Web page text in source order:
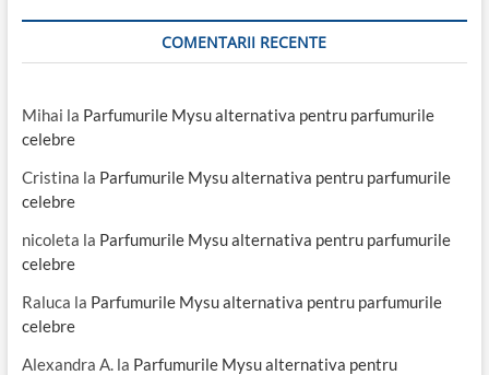
COMENTARII RECENTE
Mihai la Parfumurile Mysu alternativa pentru parfumurile
celebre
Cristina la Parfumurile Mysu alternativa pentru parfumurile
celebre
nicoleta la Parfumurile Mysu alternativa pentru parfumurile
celebre
Raluca la Parfumurile Mysu alternativa pentru parfumurile
celebre
Alexandra A.la Parfumurile Mysu alternativa pentru